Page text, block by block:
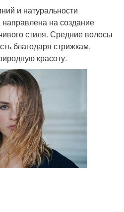
и натуральности
на создание
стиля. Средние волосы
благодаря стрижкам,
красоту.